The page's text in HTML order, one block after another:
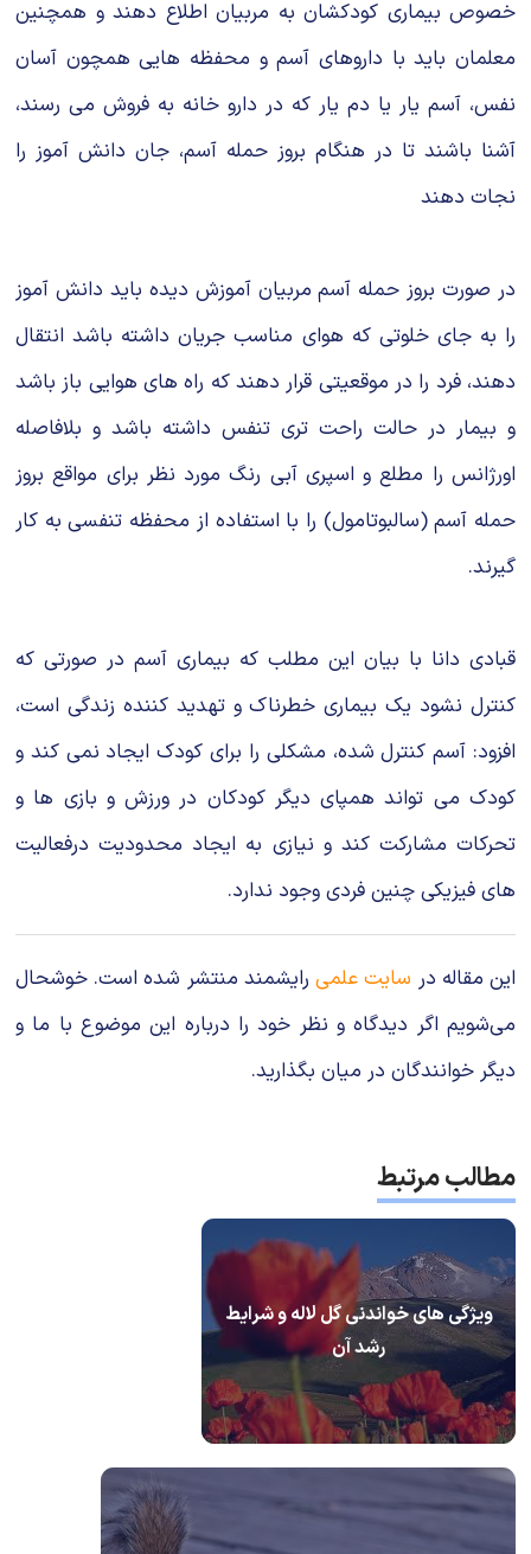
خصوص بیماری کودکشان به مربیان اطلاع دهند و همچنین
معلمان باید با داروهای آسم و محفظه هایی همچون آسان
نفس، آسم یار یا دم یار که در دارو خانه به فروش می رسند،
آشنا باشند تا در هنگام بروز حمله آسم، جان دانش آموز را
نجات دهند
در صورت بروز حمله آسم مربیان آموزش دیده باید دانش آموز
را به جای خلوتی که هوای مناسب جریان داشته باشد انتقال
دهند، فرد را در موقعیتی قرار دهند که راه های هوایی باز باشد
و بیمار در حالت راحت تری تنفس داشته باشد و بلافاصله
اورژانس را مطلع و اسپری آبی رنگ مورد نظر برای مواقع بروز
حمله آسم (سالبوتامول) را با استفاده از محفظه تنفسی به کار
گیرند.
قبادی دانا با بیان این مطلب که بیماری آسم در صورتی که
کنترل نشود یک بیماری خطرناک و تهدید کننده زندگی است،
افزود: آسم کنترل شده، مشکلی را برای کودک ایجاد نمی کند و
کودک می تواند همپای دیگر کودکان در ورزش و بازی ها و
تحرکات مشارکت کند و نیازی به ایجاد محدودیت درفعالیت
های فیزیکی چنین فردی وجود ندارد.
این مقاله در سایت علمیرایشمند منتشر شده است. خوشحال
می‌شویم اگر دیدگاه و نظر خود را درباره این موضوع با ما و
دیگر خوانندگان در میان بگذارید.
مطالب مرتبط
ویژگی های خواندنی گل لاله و شرایط
رشد آن